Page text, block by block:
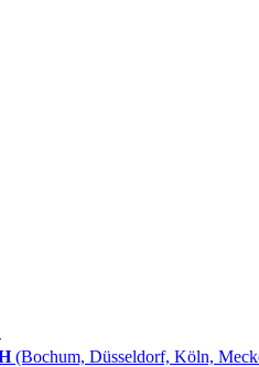
(Bochum, Düsseldorf, Köln,